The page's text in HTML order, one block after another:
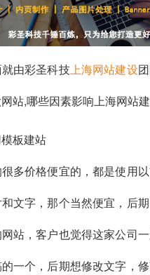
由彩圣科技上海网站建设
站,哪些因素影响上海网站
板建站
多价格便宜的，都是使用
文字，那个当然便宜，后
站，客户也觉得这家公司
一个，后期想修改文字，